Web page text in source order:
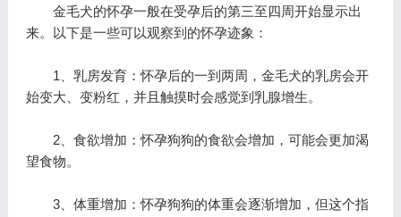
金毛犬的怀孕一般在受孕后的第三至四周开始显示出
来。以下是一些可以观察到的怀孕迹象：
1、乳房发育：怀孕后的一到两周，金毛犬的乳房会开
始变大、变粉红，并且触摸时会感觉到乳腺增生。
2、食欲增加：怀孕狗狗的食欲会增加，可能会更加渴
望食物。
3、体重增加：怀孕狗狗的体重会逐渐增加，但这个指